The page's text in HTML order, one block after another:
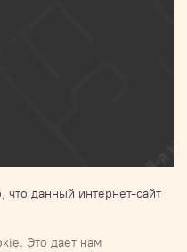
Это дает нам
данный интернет-сайт